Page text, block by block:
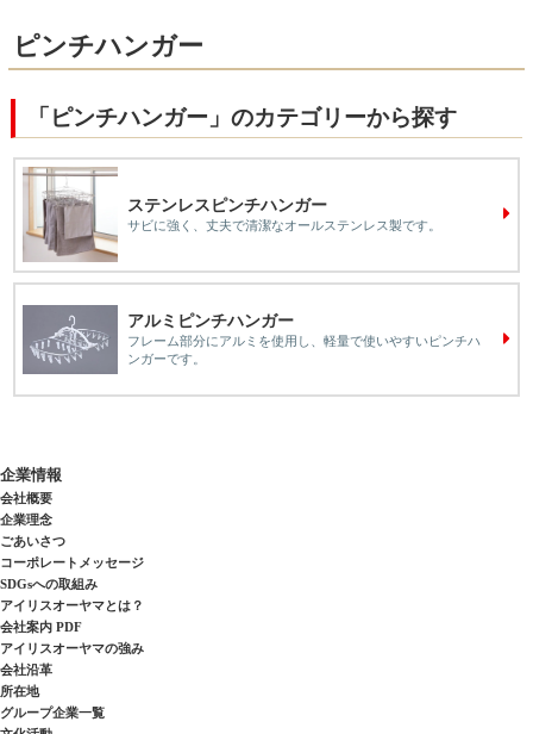
ピンチハンガー
「ピンチハンガー」のカテゴリーから探す
ステンレスピンチハンガー
サビに強く、丈夫で清潔なオールステンレス製です。
アルミピンチハンガー
フレーム部分にアルミを使用し、軽量で使いやすいピンチハ
ンガーです。
企業情報
会社概要
企業理念
ごあいさつ
コーポレートメッセージ
SDGsへの取組み
アイリスオーヤマとは？
会社案内 PDF
アイリスオーヤマの強み
会社沿革
所在地
グループ企業一覧